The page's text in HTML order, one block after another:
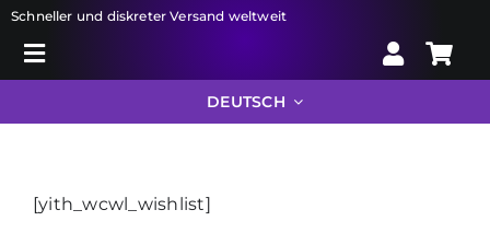
Skip
Schneller und diskreter Versand weltweit
Toggle
Search
DEUTSCH
[yith_wcwl_wishlist]